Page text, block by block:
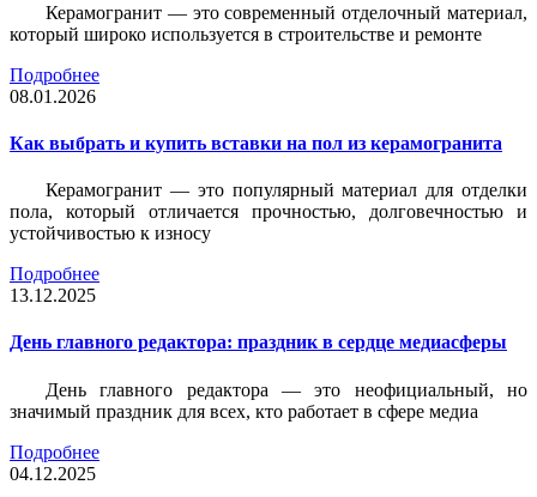
Керамогранит — это современный отделочный материал,
который широко используется в строительстве и ремонте
Подробнее
08.01.2026
Как выбрать и купить вставки на пол из керамогранита
Керамогранит — это популярный материал для отделки
пола, который отличается прочностью, долговечностью и
устойчивостью к износу
Подробнее
13.12.2025
День главного редактора: праздник в сердце медиасферы
День главного редактора — это неофициальный, но
значимый праздник для всех, кто работает в сфере медиа
Подробнее
04.12.2025